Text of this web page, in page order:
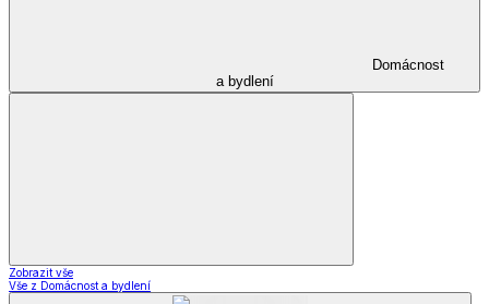
Domácnost
a bydlení
Zobrazit vše
Vše z Domácnost a bydlení